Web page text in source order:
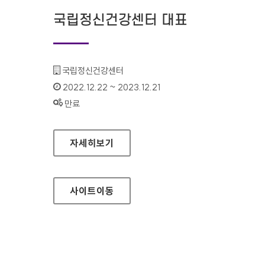
국립정신건강센터 대표
기관명 :
국립정신건강센터
인증기간 :
2022.12.22 ~ 2023.12.21
상태 :
만료
국립정신건강센터 대표
자세히보기
사이트이동